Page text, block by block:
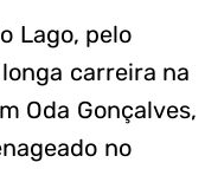
Lago, pelo
carreira na
Oda Gonçalves,
no